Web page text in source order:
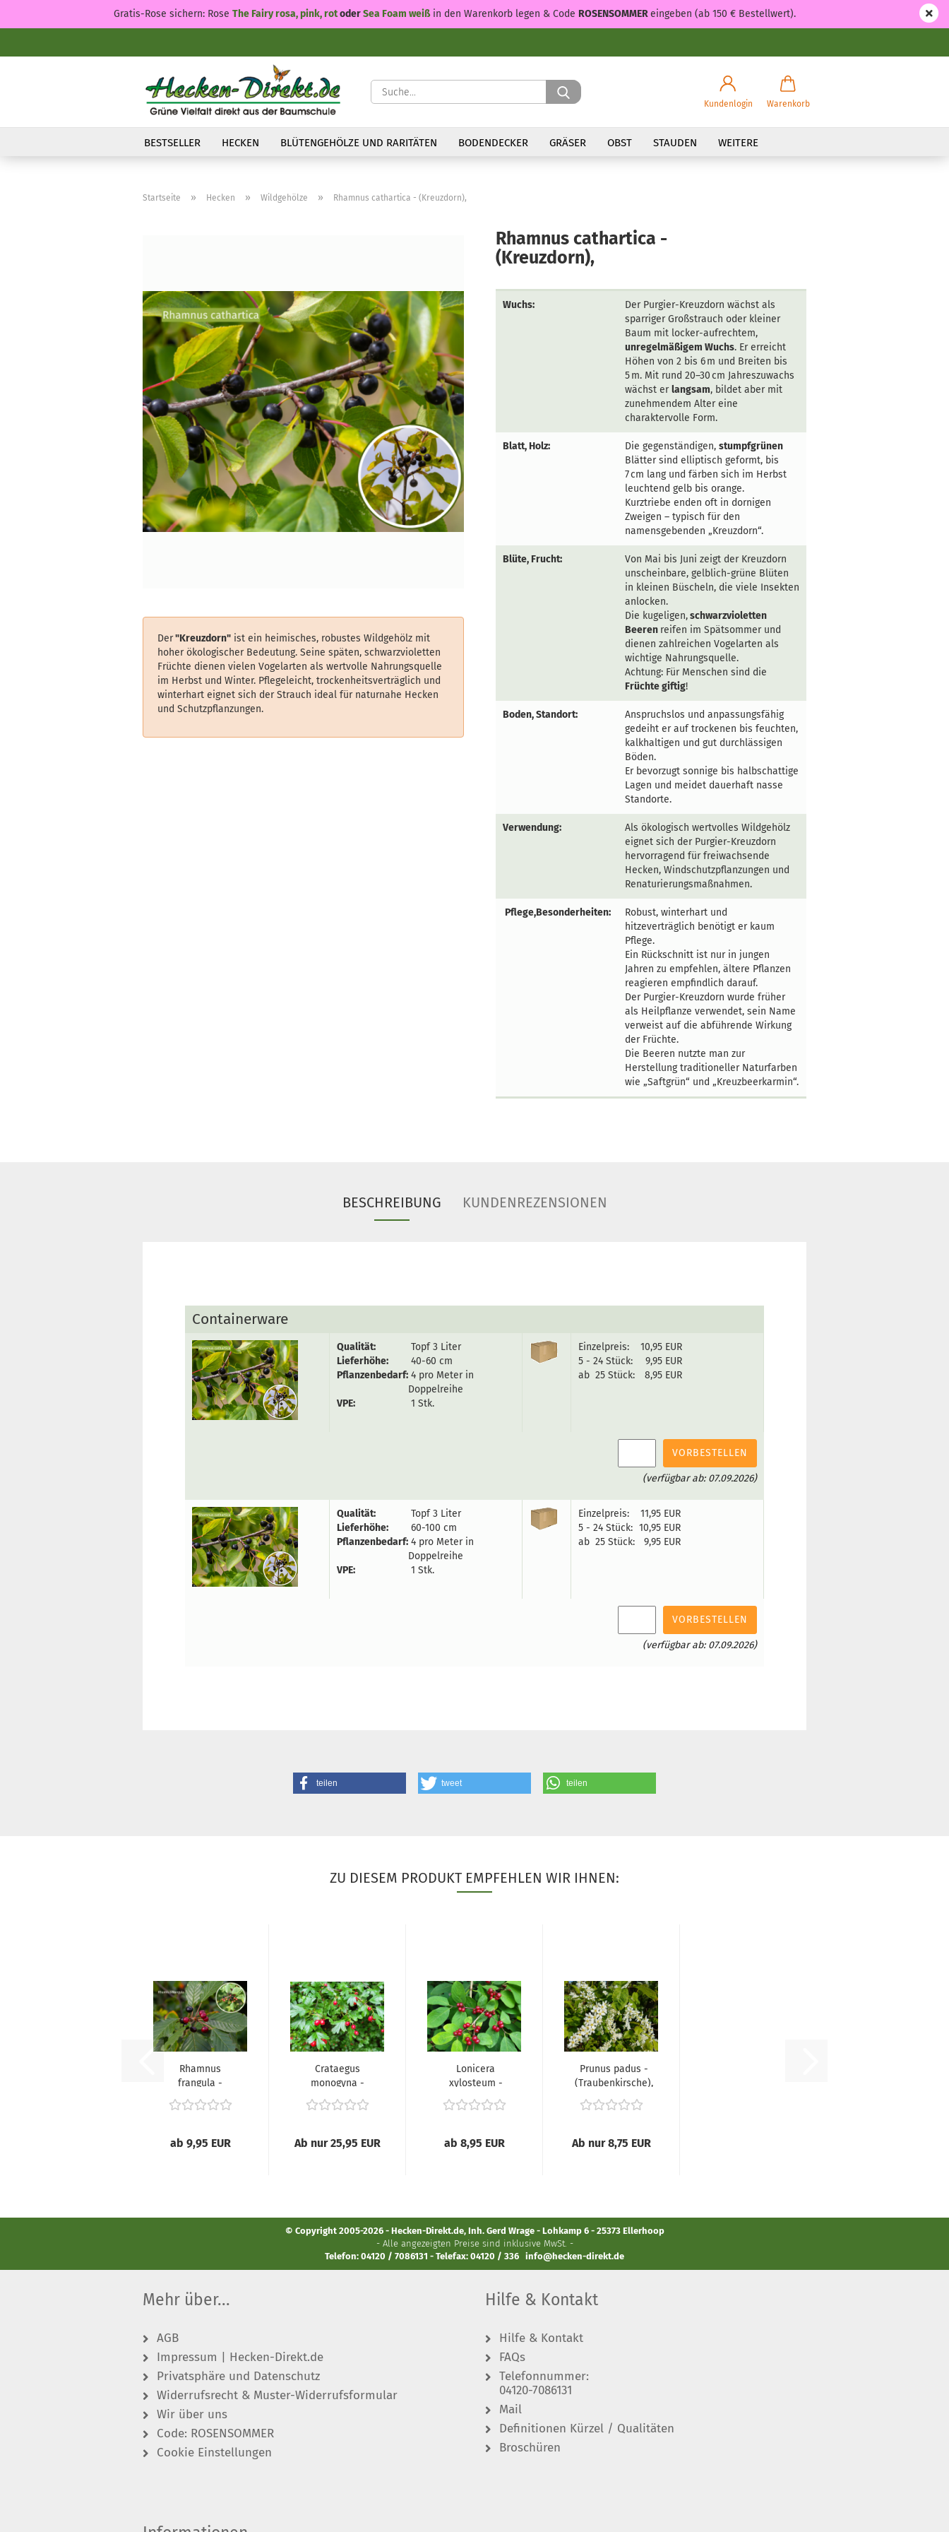
Suche...
Kundenlogin Warenkorb
Gratis-Rose sichern: Rose The Fairy rosa, pink, rotoderSea Foam weißin den Warenkorb legen & Code ROSENSOMMEReingeben (ab 150 € Bestellwert).
BESTSELLER HECKEN BLÜTENGEHÖLZE UND RARITÄTEN BODENDECKER GRÄSER OBST STAUDEN WEITERE
Startseite » Hecken » Wildgehölze » Rhamnus cathartica - (Kreuzdorn),
Der"Kreuzdorn" ist ein heimisches, robustes Wildgehölz mit
hoher ökologischer Bedeutung. Seine späten, schwarzvioletten
Früchte dienen vielen Vogelarten als wertvolle Nahrungsquelle
im Herbst und Winter. Pflegeleicht, trockenheitsverträglich und
winterhart eignet sich der Strauch ideal für naturnahe Hecken
und Schutzpflanzungen.
Rhamnus cathartica -
(Kreuzdorn),
Wuchs:
Der Purgier-Kreuzdorn wächst als
sparriger Großstrauch oder kleiner
Baum mit locker-aufrechtem,
unregelmäßigem Wuchs. Er erreicht
Höhen von 2 bis 6 m und Breiten bis
5 m. Mit rund 20–30 cm Jahreszuwachs
wächst erlangsam, bildet aber mit
zunehmendem Alter eine
charaktervolle Form.
Blatt, Holz: Die gegenständigen, stumpfgrünen
Blätter sind elliptisch geformt, bis
7 cm lang und färben sich im Herbst
leuchtend gelb bis orange.
Kurztriebe enden oft in dornigen
Zweigen – typisch für den
namensgebenden „Kreuzdorn“.
Blüte, Frucht:
Von Mai bis Juni zeigt der Kreuzdorn
unscheinbare, gelblich-grüne Blüten
in kleinen Büscheln, die viele Insekten
anlocken.
Die kugeligen,schwarzvioletten
Beeren reifen im Spätsommer und
dienen zahlreichen Vogelarten als
wichtige Nahrungsquelle.
Achtung: Für Menschen sind die
Früchte giftig!
Boden, Standort:
Anspruchslos und anpassungsfähig
gedeiht er auf trockenen bis feuchten,
kalkhaltigen und gut durchlässigen
Böden.
Er bevorzugt sonnige bis halbschattige
Lagen und meidet dauerhaft nasse
Standorte.
Verwendung:
Als ökologisch wertvolles Wildgehölz
eignet sich der Purgier-Kreuzdorn
hervorragend für freiwachsende
Hecken, Windschutzpflanzungen und
Renaturierungsmaßnahmen.
Pflege,Besonderheiten:
Robust, winterhart und
hitzeverträglich benötigt er kaum
Pflege.
Ein Rückschnitt ist nur in jungen
Jahren zu empfehlen, ältere Pflanzen
reagieren empfindlich darauf.
Der Purgier-Kreuzdorn wurde früher
als Heilpflanze verwendet, sein Name
verweist auf die abführende Wirkung
der Früchte.
Die Beeren nutzte man zur
Herstellung traditioneller Naturfarben
wie „Saftgrün“ und „Kreuzbeerkarmin“.
BESCHREIBUNG KUNDENREZENSIONEN
Containerware
Qualität:
Topf 3 Liter
Lieferhöhe:
40-60 cm
Pflanzenbedarf: 4 pro Meter in
Doppelreihe
VPE:
1 Stk.
Einzelpreis:
10,95 EUR
5 - 24 Stück:
9,95 EUR
ab 25 Stück:
8,95 EUR
VORBESTELLEN
(verfügbar ab: 07.09.2026)
Qualität:
Topf 3 Liter
Lieferhöhe:
60-100 cm
Pflanzenbedarf: 4 pro Meter in
Doppelreihe
VPE:
1 Stk.
Einzelpreis:
11,95 EUR
5 - 24 Stück: 10,95 EUR
ab 25 Stück:
9,95 EUR
VORBESTELLEN
(verfügbar ab: 07.09.2026)
teilen tweet teilen
ZU DIESEM PRODUKT EMPFEHLEN WIR IHNEN:
Rhamnus
frangula -
(Faulbaum),
ab 9,95 EUR
Crataegus
monogyna -
(Weißdorn),
Ab nur 25,95 EUR
Lonicera
xylosteum -
(Heckenkirsche),
ab 8,95 EUR
Prunus padus -
(Traubenkirsche),
Ab nur 8,75 EUR
© Copyright 2005-2026 - Hecken-Direkt.de, Inh. Gerd Wrage - Lohkamp 6 - 25373 Ellerhoop
- Alle angezeigten Preise sind inklusive MwSt. -
Telefon: 04120 / 7086131 - Telefax: 04120 / 336 info@hecken-direkt.de
Mehr über...
AGB
Impressum | Hecken-Direkt.de
Privatsphäre und Datenschutz
Widerrufsrecht & Muster-Widerrufsformular
Wir über uns
Code: ROSENSOMMER
Cookie Einstellungen
Hilfe & Kontakt
Hilfe & Kontakt
FAQs
Telefonnummer:
04120-7086131
Mail
Definitionen Kürzel / Qualitäten
Broschüren